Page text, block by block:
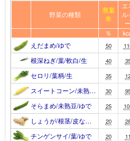
野菜の種類
廃棄
率
エ
ル
ー
％
えだまめ/ゆで
50
根深ねぎ/葉/軟白/生 40
セロリ/葉柄/生 35
スイートコーン/未熟… 30
そらまめ/未熟豆/ゆで 25
しょうが/根茎/皮な… 20
チンゲンサイ/葉/ゆで 20 11